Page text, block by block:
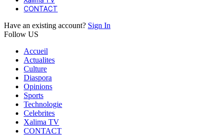
CONTACT
Have an existing account? Sign In
Follow US
Accueil
Actualites
Culture
Diaspora
Opinions
Sports
Technologie
Celebrites
Xalima TV
CONTACT